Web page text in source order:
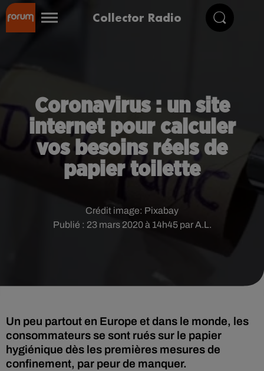
Collector Radio
Coronavirus : un site
internet pour calculer
vos besoins réels de
papier toilette
Publié : 23 mars 2020 à 14h45 par A.L.
Crédit image: Pixabay
Un peu partout en Europe et dans le monde, les
consommateurs se sont rués sur le papier
hygiénique dès les premières mesures de
confinement, par peur de manquer.